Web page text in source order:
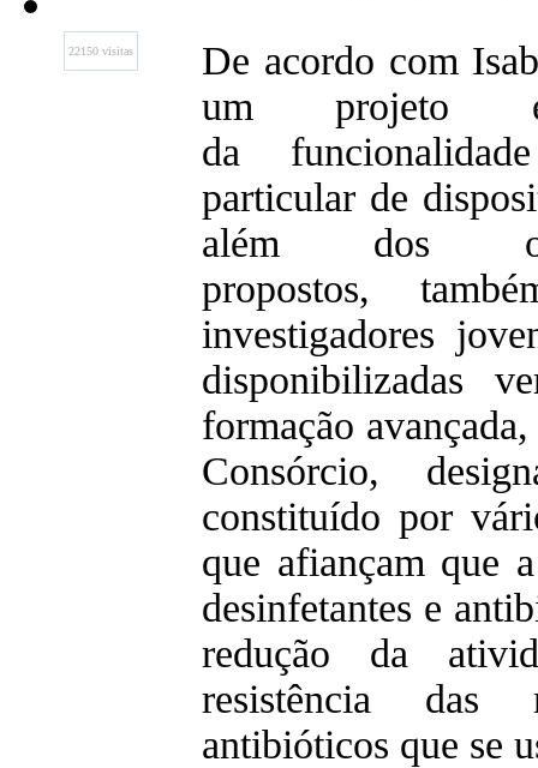
22150 visitas
De acordo com
um projeto
da
particular de
além dos
propostos,
investigadores
disponibilizadas
formação
Consórcio,
constituído por
que afiançam que
desinfetantes e
redução da
resistência das
antibióticos que se